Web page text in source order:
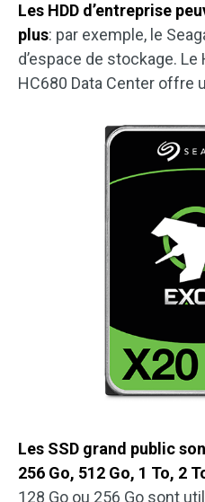
Les HDD d’entreprise
plus: par exemple, le
d’espace de stockage. Le
HC680 Data Center offre
Les SSD grand public
256 Go, 512 Go, 1 To, 2
128 Go ou 256 Go sont